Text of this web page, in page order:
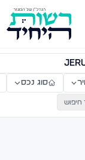
—
סוג נכס
חיפוש